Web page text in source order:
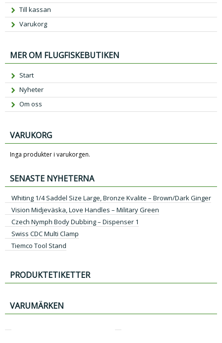
Till kassan
Varukorg
MER OM FLUGFISKEBUTIKEN
Start
Nyheter
Om oss
VARUKORG
Inga produkter i varukorgen.
SENASTE NYHETERNA
Whiting 1/4 Saddel Size Large, Bronze Kvalite – Brown/Dark Ginger
Vision Midjeväska, Love Handles – Military Green
Czech Nymph Body Dubbing – Dispenser 1
Swiss CDC Multi Clamp
Tiemco Tool Stand
PRODUKTETIKETTER
VARUMÄRKEN